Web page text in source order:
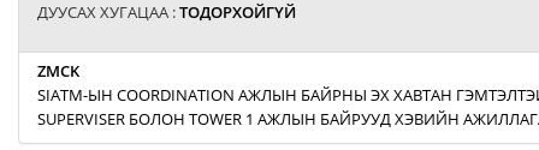
ДУУСАХ ХУГАЦАА :ТОДОРХОЙГҮЙ
ZMCK
SIATM-ЫН COORDINATION АЖЛЫН БАЙРНЫ ЭХ ХАВТАН
SUPERVISER БОЛОН TOWER 1 АЖЛЫН БАЙРУУД ХЭВИЙН